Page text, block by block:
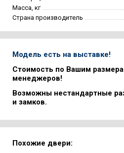
Масса, кг
Страна производитель
Модель есть на выставке!
Стоимость по Вашим
менеджеров!
Возможны нестандартные
и замков.
Похожие двери: